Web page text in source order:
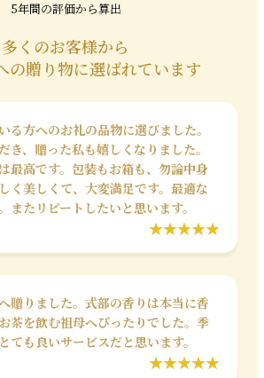
たお礼やお返しにも最適です。
かわいいパッケージのお茶も人気です。日
飲み比べ出来るセットや和菓子が入った
。普段お茶を飲まれない方へのプレゼント
し、三國屋善五郎が丹精込めて作った
を選んで、感謝の気持ちを伝えましょ
5年間の評価から算出
多くのお客様から
の贈り物に選ばれています
る方へのお礼の品物に選びました。
き、贈った私も嬉しくなりました。
最高です。包装もお箱も、勿論中身
く美しくて、大変満足です。最適な
またリピートしたいと思います。
贈りました。式部の香りは本当に香
茶を飲む祖母へぴったりでした。季
ても良いサービスだと思います。